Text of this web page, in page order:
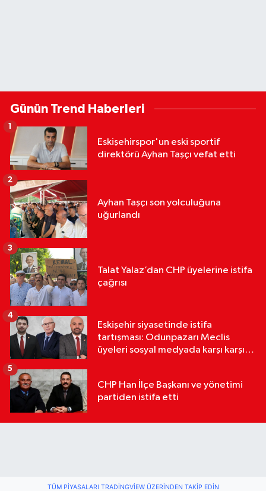
Günün Trend Haberleri
Eskişehirspor'un eski sportif
direktörü Ayhan Taşçı vefat etti
1
Ayhan Taşçı son yolculuğuna
uğurlandı
2
Talat Yalaz’dan CHP üyelerine istifa
çağrısı
3
Eskişehir siyasetinde istifa
tartışması: Odunpazarı Meclis
üyeleri sosyal medyada karşı karşıya
4
CHP Han İlçe Başkanı ve yönetimi
partiden istifa etti
5
TÜM PIYASALARI TRADINGVIEW ÜZERINDEN TAKIP EDIN